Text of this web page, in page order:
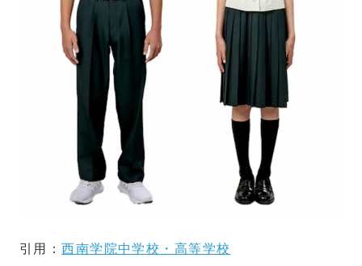
引用：西南学院中学校・高等学校